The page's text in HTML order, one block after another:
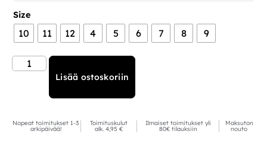
Size
10 11 12 4 5 6 7 8 9
Lisää ostoskoriin
Nopeat toimitukset 1-3
arkipäivää!
Toimituskulut
alk. 4,95 €
Ilmaiset toimitukset yli
80€ tilauksiin
Maksuton
nouto